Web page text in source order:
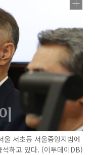
서초동 서울중앙지법에
하고 있다. (이투데이DB)